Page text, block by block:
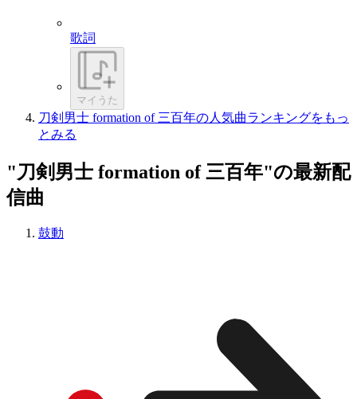
歌詞
マイうた
刀剣男士 formation of 三百年の人気曲ランキングをもっ
とみる
"刀剣男士 formation of 三百年"の最新配
信曲
鼓動